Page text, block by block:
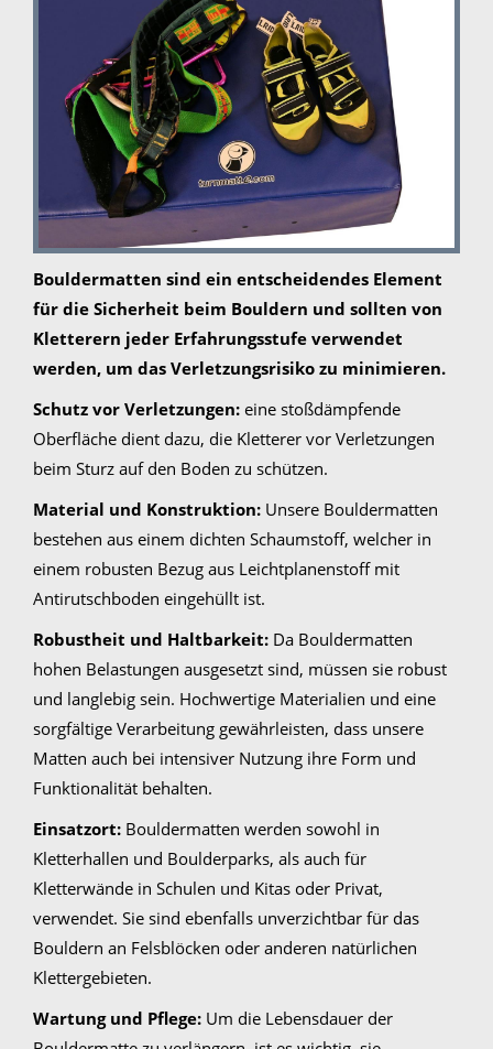
Bouldermatten sind ein entscheidendes Element
für die Sicherheit beim Bouldern und sollten von
Kletterern jeder Erfahrungsstufe verwendet
werden, um das Verletzungsrisiko zu minimieren.
Schutz vor Verletzungen: eine stoßdämpfende
Oberfläche dient dazu, die Kletterer vor Verletzungen
beim Sturz auf den Boden zu schützen.
Material und Konstruktion: Unsere Bouldermatten
bestehen aus einem dichten Schaumstoff, welcher in
einem robusten Bezug aus Leichtplanenstoff mit
Antirutschboden eingehüllt ist.
Robustheit und Haltbarkeit: Da Bouldermatten
hohen Belastungen ausgesetzt sind, müssen sie robust
und langlebig sein. Hochwertige Materialien und eine
sorgfältige Verarbeitung gewährleisten, dass unsere
Matten auch bei intensiver Nutzung ihre Form und
Funktionalität behalten.
Einsatzort: Bouldermatten werden sowohl in
Kletterhallen und Boulderparks, als auch für
Kletterwände in Schulen und Kitas oder Privat,
verwendet. Sie sind ebenfalls unverzichtbar für das
Bouldern an Felsblöcken oder anderen natürlichen
Klettergebieten.
Wartung und Pflege: Um die Lebensdauer der